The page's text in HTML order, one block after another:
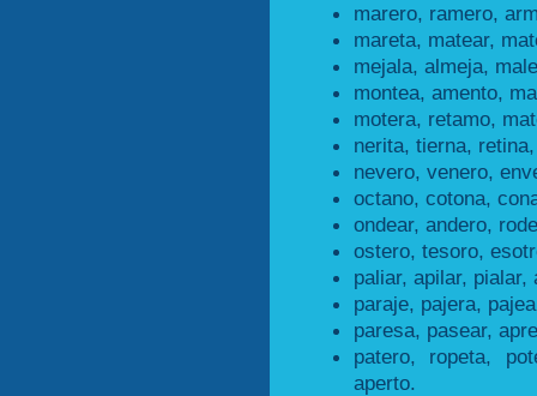
marero, ramero,
mareta, matear,
mejala, almeja,
montea, amento,
motera, retamo,
nerita, tierna,
nevero, venero,
octano, cotona,
ondear, andero,
ostero, tesoro,
paliar, apilar, pialar,
paraje, pajera,
paresa, pasear,
patero, ropeta,
aperto.